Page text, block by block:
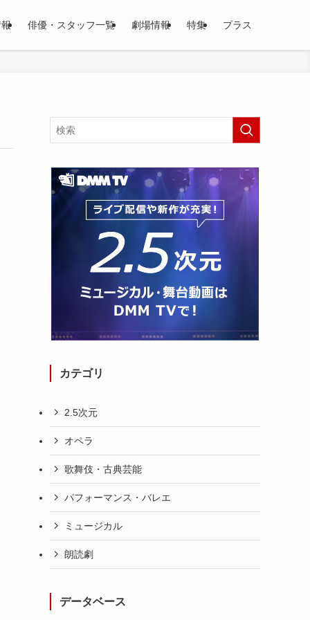
俳優・スタッフ一覧 劇場情報 特集 プラス
カテゴリ
2.5次元
オペラ
歌舞伎・古典芸能
パフォーマンス・バレエ
ミュージカル
朗読劇
データベース